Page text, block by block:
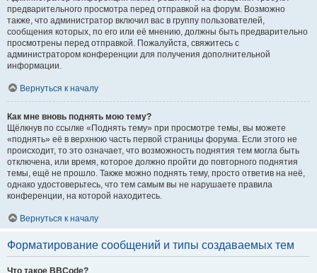
предварительного просмотра перед отправкой на форум. Возможно
также, что администратор включил вас в группу пользователей,
сообщения которых, по его или её мнению, должны быть предварительно
просмотрены перед отправкой. Пожалуйста, свяжитесь с
администратором конференции для получения дополнительной
информации.
Вернуться к началу
Как мне вновь поднять мою тему?
Щёлкнув по ссылке «Поднять тему» при просмотре темы, вы можете
«поднять» её в верхнюю часть первой страницы форума. Если этого не
происходит, то это означает, что возможность поднятия тем могла быть
отключена, или время, которое должно пройти до повторного поднятия
темы, ещё не прошло. Также можно поднять тему, просто ответив на неё,
однако удостоверьтесь, что тем самым вы не нарушаете правила
конференции, на которой находитесь.
Вернуться к началу
Форматирование сообщений и типы создаваемых тем
Что такое BBCode?